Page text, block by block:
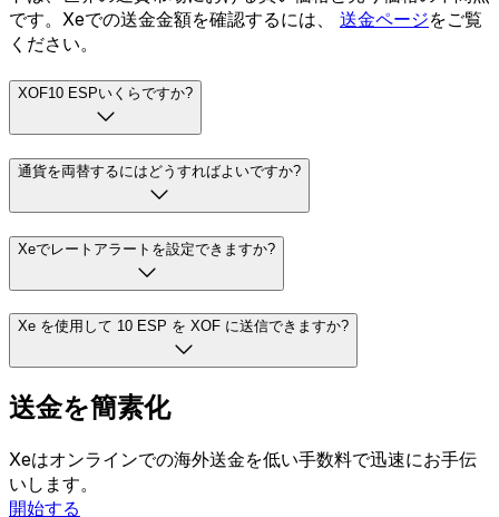
です。Xeでの送金金額を確認するには、 送金ページをご覧
ください。
XOF10 ESPいくらですか?
通貨を両替するにはどうすればよいですか?
Xeでレートアラートを設定できますか?
Xe を使用して 10 ESP を XOF に送信できますか?
送金を簡素化
Xeはオンラインでの海外送金を低い手数料で迅速にお手伝
いします。
開始する